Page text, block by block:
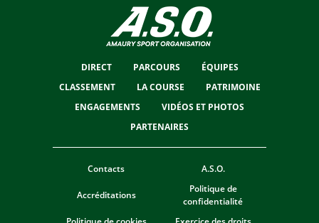
DIRECT PARCOURS
ÉQUIPES
CLASSEMENT
LA COURSE
PATRIMOINE
ENGAGEMENTS
VIDÉOS ET PHOTOS
PARTENAIRES
Contacts A.S.O.
Accréditations
Politique de
confidentialité